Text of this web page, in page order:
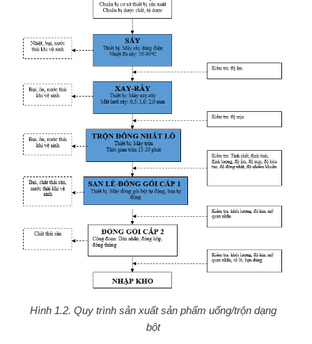
Hình 1.2. Quy trình sản xuất sản phẩm uống/trộn dạng
bột